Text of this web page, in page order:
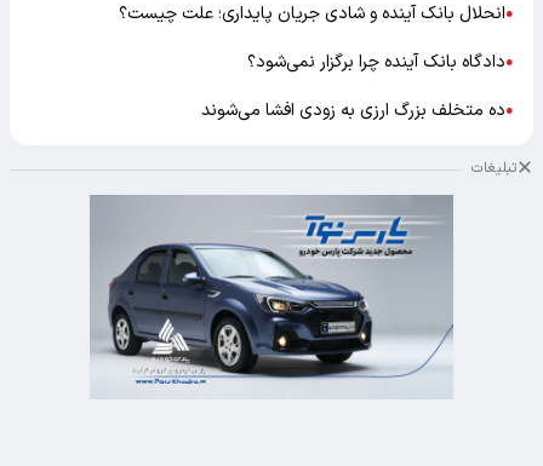
●انحلال بانک آینده و شادی جریان پایداری؛ علت چیست؟
●دادگاه بانک آینده چرا برگزار نمی‌شود؟
●ده متخلف بزرگ ارزی به زودی افشا می‌شوند
تبلیغات